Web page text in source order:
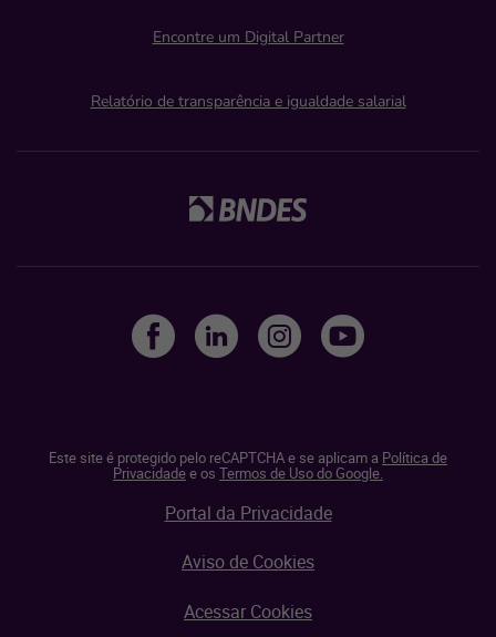
Encontre um Digital Partner
Relatório de transparência e igualdade salarial
Este site é protegido pelo reCAPTCHA e se aplicam a Política de
Privacidadee os Termos de Uso do Google.
Portal da Privacidade
Aviso de Cookies
Acessar Cookies